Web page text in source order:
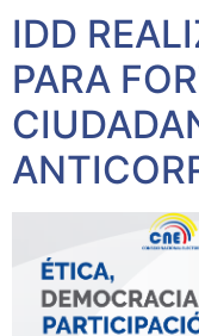
IDD
PARA